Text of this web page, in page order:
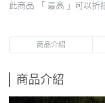
此商品 「 最高 」可以折
商品介紹
商品介紹